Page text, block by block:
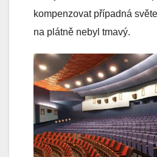
kompenzovat případná
na plátně nebyl tmavý.